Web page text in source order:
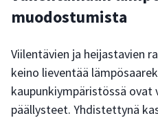
muodostumista
Viilentävien ja heijastavien
keino lieventää
kaupunkiympäristössä ovat
päällysteet. Yhdistettynä